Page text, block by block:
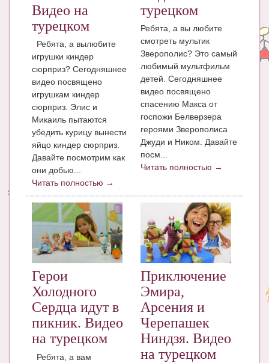
ПСИХОЛОГИЯ
ЗДОРОВЬЕ
МОДА И КРАСОТА
КОНКУРСЫ
СООБЩЕСТВА
БЛОГИ
БЕРЕМЕННОСТЬ
Календарь беременности
Энциклопедия
МАМИНА БИБЛИОТЕКА
Имена. Святцы
Энциклопедия беременных
Мамина энциклопедия
СЕРВИСЫ И ПРИЛОЖЕНИЯ
Сервис. Оценка роста и веса ребенка
Приложения для Android
Видео на
турецком
Ребята, а вылюбите
игрушки киндер
сюрприз? Сегодняшнее
видео посвящено
игрушкам киндер
сюрприз. Элис и
Микаиль пытаются
убедить курицу вынести
яйцо киндер сюрприз.
Давайте посмотрим как
они добью...
Читать полностью →
турецком
Ребята, а вы любите
смотреть мультик
Зверополис? Это самый
любимый мультфильм
детей. Сегодняшнее
видео посвящено
спасению Макса от
госпожи Белверзера
героями Зверополиса
Джуди и Ником. Давайте
посм...
Читать полностью →
Герои
Холодного
Сердца идут в
пикник. Видео
на турецком
Ребята, а вам
Приключение
Эмира,
Арсения и
Черепашек
Ниндзя. Видео
на турецком